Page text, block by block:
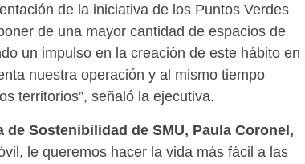
de la iniciativa de los Puntos Verdes
de una mayor cantidad de espacios de
un impulso en la creación de este hábito en
nuestra operación y al mismo tiempo
territorios”, señaló la ejecutiva.
de Sostenibilidad de SMU, Paula Coronel,
le queremos hacer la vida más fácil a las